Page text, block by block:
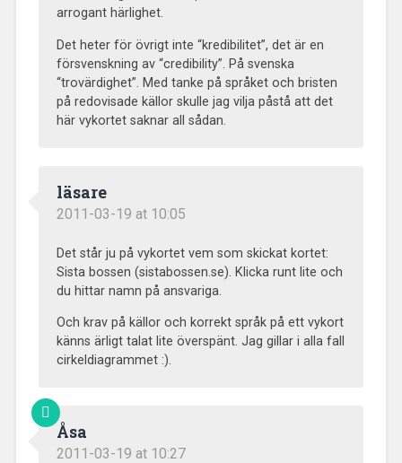
arrogant härlighet.
Det heter för övrigt inte “kredibilitet”, det är en
försvenskning av “credibility”. På svenska
“trovärdighet”. Med tanke på språket och bristen
på redovisade källor skulle jag vilja påstå att det
här vykortet saknar all sådan.
läsare
2011-03-19 at 10:05
Det står ju på vykortet vem som skickat kortet:
Sista bossen (sistabossen.se). Klicka runt lite och
du hittar namn på ansvariga.
Och krav på källor och korrekt språk på ett vykort
känns ärligt talat lite överspänt. Jag gillar i alla fall
cirkeldiagrammet :).
Åsa
2011-03-19 at 10:27